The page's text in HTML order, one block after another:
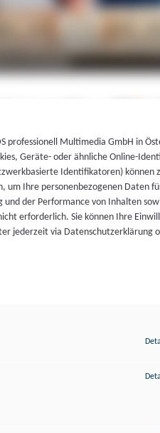
professionell Multimedia GmbH in
Geräte- oder ähnliche Online-
Identifikatoren) können
um Ihre personenbezogenen Daten
und der Performance von Inhalten
erforderlich. Sie können Ihre
jederzeit via Datenschutzerklärung